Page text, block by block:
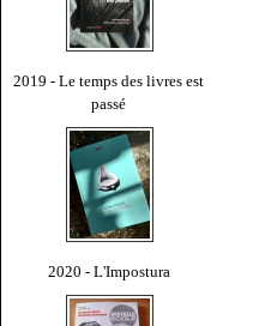
2019 - Le temps des livres est
passé
2020 - L'Impostura